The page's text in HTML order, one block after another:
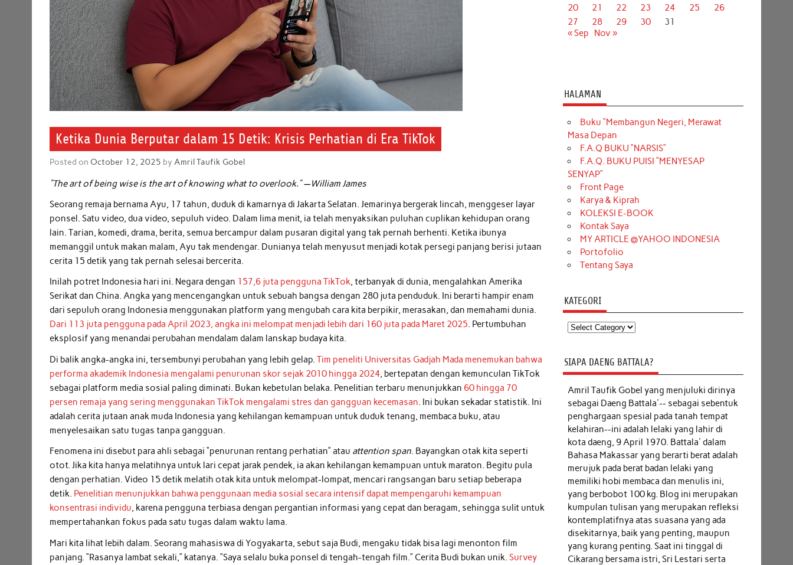
Ketika Dunia Berputar dalam 15 Detik: Krisis Perhatian di Era TikTok
Posted on October 12, 2025 byAmril Taufik Gobel
“The art of being wise is the art of knowing what to overlook.” —William James
Seorang remaja bernama Ayu, 17 tahun, duduk di kamarnya di Jakarta Selatan. Jemarinya bergerak lincah, menggeser layar
ponsel. Satu video, dua video, sepuluh video. Dalam lima menit, ia telah menyaksikan puluhan cuplikan kehidupan orang
lain. Tarian, komedi, drama, berita, semua bercampur dalam pusaran digital yang tak pernah berhenti. Ketika ibunya
memanggil untuk makan malam, Ayu tak mendengar. Dunianya telah menyusut menjadi kotak persegi panjang berisi jutaan
cerita 15 detik yang tak pernah selesai bercerita.
Inilah potret Indonesia hari ini. Negara dengan 157,6 juta pengguna TikTok, terbanyak di dunia, mengalahkan Amerika
Serikat dan China. Angka yang mencengangkan untuk sebuah bangsa dengan 280 juta penduduk. Ini berarti hampir enam
dari sepuluh orang Indonesia menggunakan platform yang mengubah cara kita berpikir, merasakan, dan memahami dunia.
Dari 113 juta pengguna pada April 2023, angka ini melompat menjadi lebih dari 160 juta pada Maret 2025. Pertumbuhan
eksplosif yang menandai perubahan mendalam dalam lanskap budaya kita.
Di balik angka-angka ini, tersembunyi perubahan yang lebih gelap.Tim peneliti Universitas Gadjah Mada menemukan bahwa
performa akademik Indonesia mengalami penurunan skor sejak 2010 hingga 2024, bertepatan dengan kemunculan TikTok
sebagai platform media sosial paling diminati. Bukan kebetulan belaka. Penelitian terbaru menunjukkan 60 hingga 70
persen remaja yang sering menggunakan TikTok mengalami stres dan gangguan kecemasan. Ini bukan sekadar statistik. Ini
adalah cerita jutaan anak muda Indonesia yang kehilangan kemampuan untuk duduk tenang, membaca buku, atau
menyelesaikan satu tugas tanpa gangguan.
Fenomena ini disebut para ahli sebagai “penurunan rentang perhatian” atau attention span. Bayangkan otak kita seperti
otot. Jika kita hanya melatihnya untuk lari cepat jarak pendek, ia akan kehilangan kemampuan untuk maraton. Begitu pula
dengan perhatian. Video 15 detik melatih otak kita untuk melompat-lompat, mencari rangsangan baru setiap beberapa
detik. Penelitian menunjukkan bahwa penggunaan media sosial secara intensif dapat mempengaruhi kemampuan
konsentrasi individu, karena pengguna terbiasa dengan pergantian informasi yang cepat dan beragam, sehingga sulit untuk
mempertahankan fokus pada satu tugas dalam waktu lama.
Mari kita lihat lebih dalam. Seorang mahasiswa di Yogyakarta, sebut saja Budi, mengaku tidak bisa lagi menonton film
panjang. “Rasanya lambat sekali,” katanya. “Saya selalu buka ponsel di tengah-tengah film.” Cerita Budi bukan unik.Survey
20
21 22 23 24 25
26
27
28 29 30
31
« Sep
Nov »
HALAMAN
Buku “Membangun Negeri, Merawat
Masa Depan
F.A.Q BUKU “NARSIS”
F.A.Q. BUKU PUISI “MENYESAP
SENYAP”
Front Page
Karya & Kiprah
KOLEKSI E-BOOK
Kontak Saya
MY ARTICLE @YAHOO INDONESIA
Portofolio
Tentang Saya
KATEGORI
Kategori
SIAPA DAENG BATTALA?
Amril Taufik Gobel yang menjuluki dirinya
sebagai Daeng Battala'-- sebagai sebentuk
penghargaan spesial pada tanah tempat
kelahiran--ini adalah lelaki yang lahir di
kota daeng, 9 April 1970. Battala' dalam
Bahasa Makassar yang berarti berat adalah
merujuk pada berat badan lelaki yang
memiliki hobi membaca dan menulis ini,
yang berbobot 100 kg. Blog ini merupakan
kumpulan tulisan yang merupakan refleksi
kontemplatifnya atas suasana yang ada
disekitarnya, baik yang penting, maupun
yang kurang penting. Saat ini tinggal di
Cikarang bersama istri, Sri Lestari serta